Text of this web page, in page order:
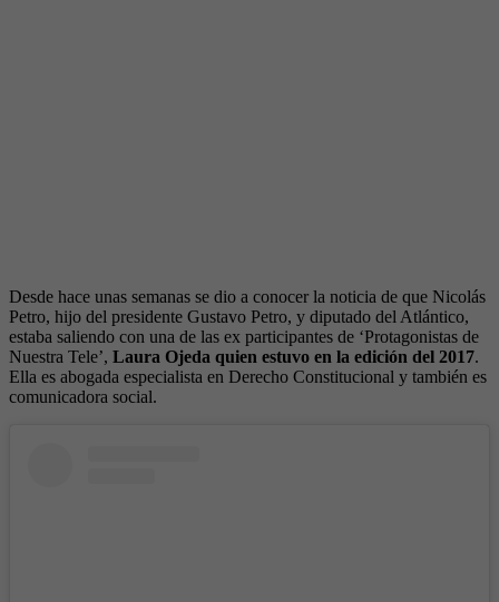
Desde hace unas semanas se dio a conocer la noticia de que Nicolás
Petro, hijo del presidente Gustavo Petro, y diputado del Atlántico,
estaba saliendo con una de las ex participantes de ‘Protagonistas de
Nuestra Tele’, Laura Ojeda quien estuvo en la edición del 2017.
Ella es abogada especialista en Derecho Constitucional y también es
comunicadora social.